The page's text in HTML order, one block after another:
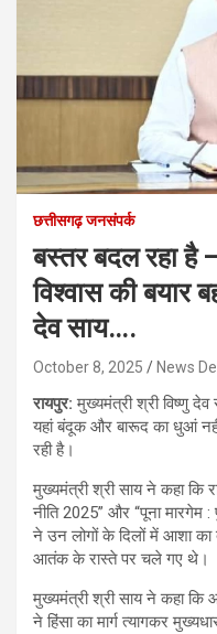
छत्तीसगढ़ जनसंपर्क
बस्तर बदल रहा है
विश्वास की बयार
देव साय….
October 8, 2025 News
रायपुर:मुख्यमंत्री श्री विष्णु
यहां बंदूक और बारूद का धुआं
रही है।
मुख्यमंत्री श्री साय ने कहा कि
नीति 2025” और “पूना मारगेम :
ने उन लोगों के दिलों में आशा
आतंक के रास्ते पर चले गए थे।
मुख्यमंत्री श्री साय ने कहा कि
ने हिंसा का मार्ग त्यागकर